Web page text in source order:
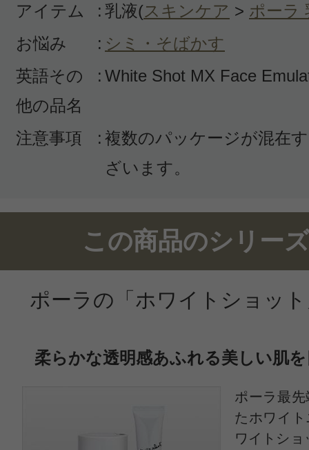
CT会員様は、 マイページの「購
らクチコミ投稿すると1 商品に
ントプレゼント！
アイテム
: 乳液(スキンケア > ポーラ
お悩み
: シミ・そばかす
英語その
他の品名
: White Shot MX Face
注意事項 : 複数のパッケージが混在
ざいます。
この商品のシリー
ポーラの「ホワイトショッ
柔らかな透明感あふれる美しい肌
ポーラ最
たホワイ
ワイトシ